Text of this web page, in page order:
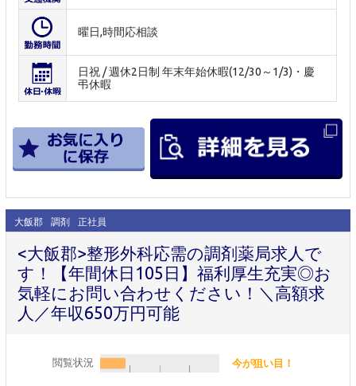
曜日,時間応相談
日祝 / 週休2日制 年末年始休暇(12/30～1/3)・慶
弔休暇
大飯郡 調剤 正社員
<大飯郡>整形外科応需の調剤薬局求人で
す！【年間休日105日】福利厚生充実◎お
気軽にお問い合わせください！＼高額求
人／年収650万円可能
閲覧状況 今が狙い目！